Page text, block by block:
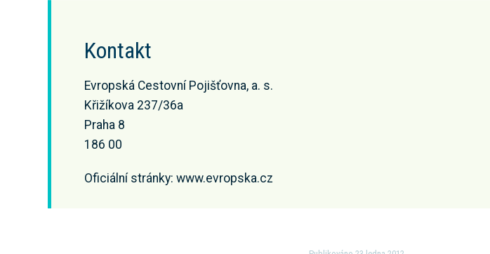
Kontakt
Evropská Cestovní Pojišťovna, a. s.
Křižíkova 237/36a
Praha 8
186 00
Oficiální stránky: www.evropska.cz